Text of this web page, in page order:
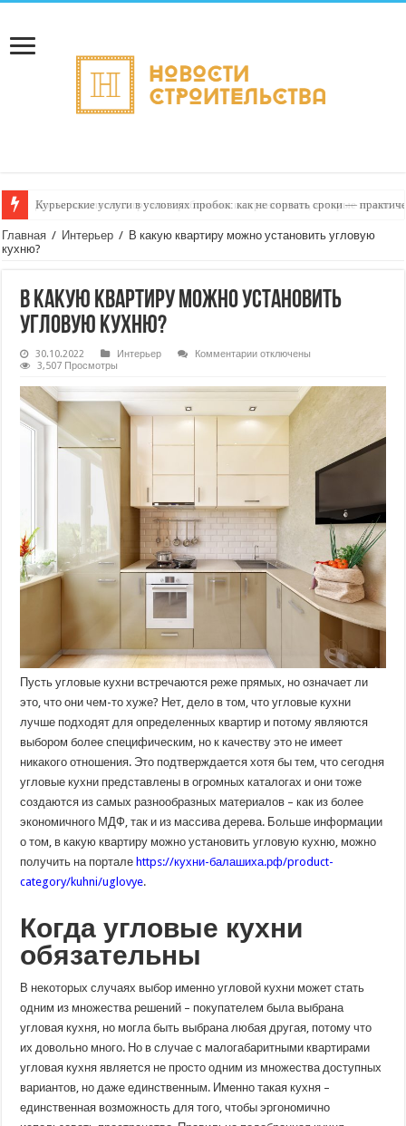
Курьерские услуги в условиях пробок: как не сорвать сроки —
Главная / Интерьер / В какую квартиру можно установить угловую
кухню?
В какую квартиру можно установить
угловую кухню?
30.10.2022 Интерьер Комментариик
какую
квартиру
установить
кухню?
отключены
3,507 Просмотры
Пусть угловые кухни встречаются реже прямых, но означает ли
это, что они чем-то хуже? Нет, дело в том, что угловые кухни
лучше подходят для определенных квартир и потому являются
выбором более специфическим, но к качеству это не имеет
никакого отношения. Это подтверждается хотя бы тем, что сегодня
угловые кухни представлены в огромных каталогах и они тоже
создаются из самых разнообразных материалов – как из более
экономичного МДФ, так и из массива дерева. Больше информации
о том, в какую квартиру можно установить угловую кухню, можно
получить на порталеhttps://кухни-балашиха.рф/product-
category/kuhni/uglovye.
Когда угловые кухни
обязательны
В некоторых случаях выбор именно угловой кухни может стать
одним из множества решений – покупателем была выбрана
угловая кухня, но могла быть выбрана любая другая, потому что
их довольно много. Но в случае с малогабаритными квартирами
угловая кухня является не просто одним из множества доступных
вариантов, но даже единственным. Именно такая кухня –
единственная возможность для того, чтобы эргономично